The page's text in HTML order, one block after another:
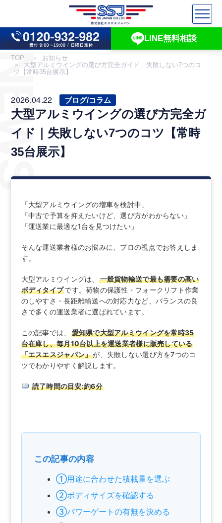
LINE無料相談
TOP
お知らせ
大型アルミウイングの選び方完全ガイド｜失敗しない7つのコ
ツ【常時35台展示】
2026.04.22 ブログ/コラム
大型アルミウイングの選び方完全ガ
イド｜失敗しない7つのコツ【常時
35台展示】
「大型アルミウイングの増車を検討中」
「中古で予算を抑えたいけど、選び方がわからない」
「運送業に最適な1台を見つけたい」
そんな運送業者様のお悩みに、プロの視点でお答えしま
す。
大型アルミウイングは、
一般貨物輸送で最も需要の高い
ボディタイプです。荷物の保護性・フォークリフト作業
のしやすさ・長距離輸送への対応力など、バランスの良
さで多くの運送業者に選ばれています。
この記事では、
愛知県で大型アルミウイングを常時35
台在庫し、毎月10台以上を運送業者様に販売している
「エスエスジャパン」が、失敗しない選び方を7つのコ
ツでわかりやすく解説します。
読了時間の目安:約6分
この記事の内容
①用途に合わせた積載量を選ぶ
②ボディサイズを確認する
③パワーゲートの有無を決める